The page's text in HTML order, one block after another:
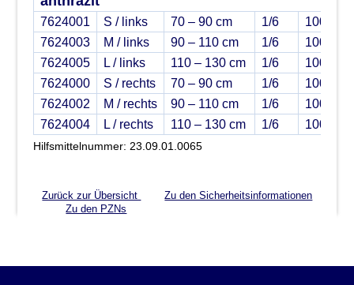
7624001 S / links 70 – 90 cm 1/6
7624003
M / links 90 – 110 cm 1/6
7624005
L / links 110 – 130 cm 1/6
7624000
S / rechts 70 – 90 cm 1/6
7624002
M / rechts 90 – 110 cm 1/6
7624004
L / rechts 110 – 130 cm 1/6
Hilfsmittelnummer: 23.09.01.0065
Zurück zur Übersicht
Zu den Sicherheitsinformationen
Zu den PZNs